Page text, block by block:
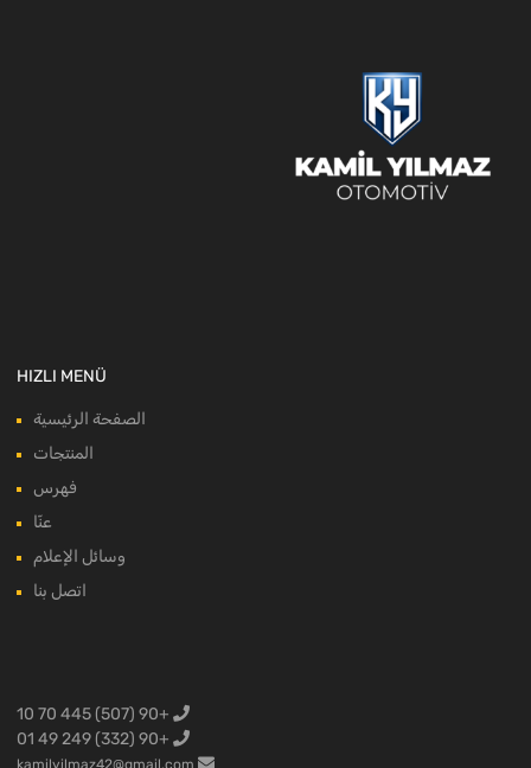
HIZLI MENÜ
الصفحة الرئيسية
المنتجات
فهرس
عنّا
وسائل الإعلام
اتصل بنا
+90 (507) 445 70 10
+90 (332) 249 49 01
kamilyilmaz42@gmail.com